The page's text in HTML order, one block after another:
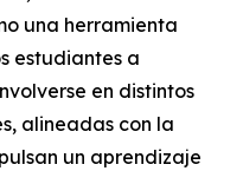
una herramienta
estudiantes a
en distintos
alineadas con la
un aprendizaje